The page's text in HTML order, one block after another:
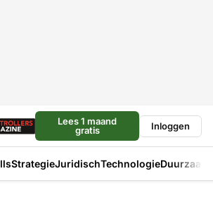
Lees 1 maand
gratis
Inloggen
StrategieJuridischTechnologie